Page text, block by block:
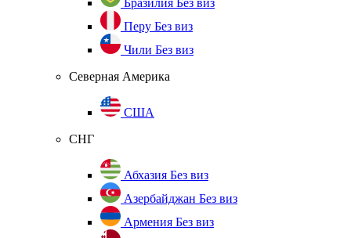
Бразилия Без виз
Перу Без виз
Чили Без виз
Северная Америка
США
СНГ
Абхазия Без виз
Азербайджан Без виз
Армения Без виз